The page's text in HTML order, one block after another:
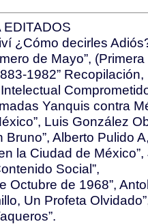
EDITADOS
¿Cómo decirles
de Mayo”,
1982” Recopilación,
Yanquis contra
Luis González
Bruno”, Alberto Pulido
la Ciudad de
Social”,
Octubre de 1968”,
Un Profeta